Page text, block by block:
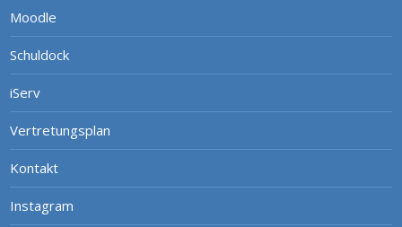
Moodle
Schuldock
iServ
Vertretungsplan
Kontakt
Instagram